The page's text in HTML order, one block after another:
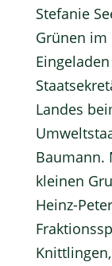
Stefanie
Grünen im
Landes
Baumann.
kleinen
Heinz-